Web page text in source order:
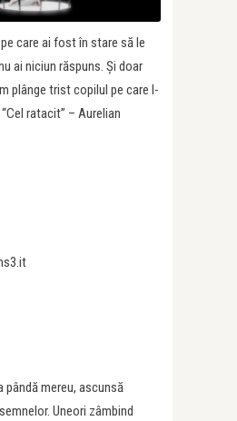
care ai fost în stare să le
ai niciun răspuns. Şi doar
plânge trist copilul pe care l-
ratacit” – Aurelian
pândă mereu, ascunsă
Uneori zâmbind